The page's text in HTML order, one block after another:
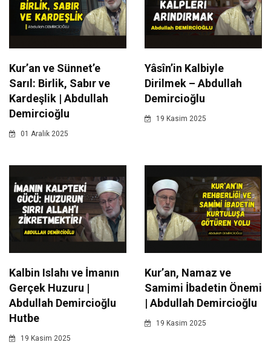
Kur’an ve Sünnet’e
Sarıl: Birlik, Sabır ve
Kardeşlik | Abdullah
Demircioğlu
01 Aralik 2025
Yâsîn’in Kalbiyle
Dirilmek – Abdullah
Demircioğlu
19 Kasim 2025
Kalbin Islahı ve İmanın
Gerçek Huzuru |
Abdullah Demircioğlu
Hutbe
19 Kasim 2025
Kur’an, Namaz ve
Samimi İbadetin Önemi
| Abdullah Demircioğlu
19 Kasim 2025